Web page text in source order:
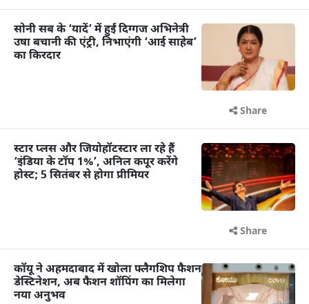
सोनी सब के ‘यादें’ में हुईं दिग्गज अभिनेत्री
उषा बचानी की एंट्री, निभाएंगी ‘आई साहेब’
का किरदार
Share
स्टार प्लस और जियोहॉटस्टार ला रहे हैं
‘इंडिया के टॉप 1%’, अनिल कपूर करेंगे
होस्ट; 5 सितंबर से होगा प्रीमियर
Share
कॉयू ने अहमदाबाद में खोला फ्लैगशिप फैशन
डेस्टिनेशन, अब फैशन शॉपिंग का मिलेगा
नया अनुभव